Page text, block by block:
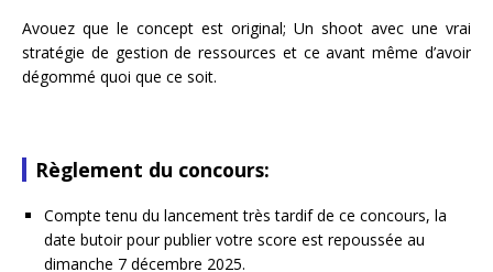
Avouez que le concept est original; Un shoot avec une vrai
stratégie de gestion de ressources et ce avant même d’avoir
dégommé quoi que ce soit.
Règlement du concours:
Compte tenu du lancement très tardif de ce concours, la
date butoir pour publier votre score est repoussée au
dimanche 7 décembre 2025.